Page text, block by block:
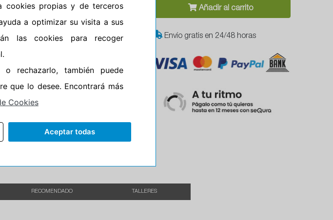
Campo
Información Eprel
Añadir al carrito
Envío gratis en 24/48 horas
RECOMENDADO TALLERES
cookies propias y de terceros
a optimizar su visita a sus
las cookies para recoger
rechazarlo, también puede
que lo desee. Encontrará más
Cookies
Aceptar todas